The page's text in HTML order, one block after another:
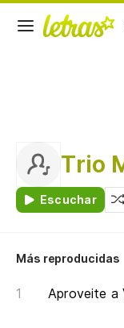
Trio
Escuchar
Más reproducidas
Aproveite a